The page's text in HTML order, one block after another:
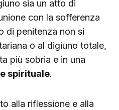
sia un atto di
con la sofferenza
di penitenza non si
o al digiuno totale,
più sobria e in una
spirituale.
alla riflessione e alla